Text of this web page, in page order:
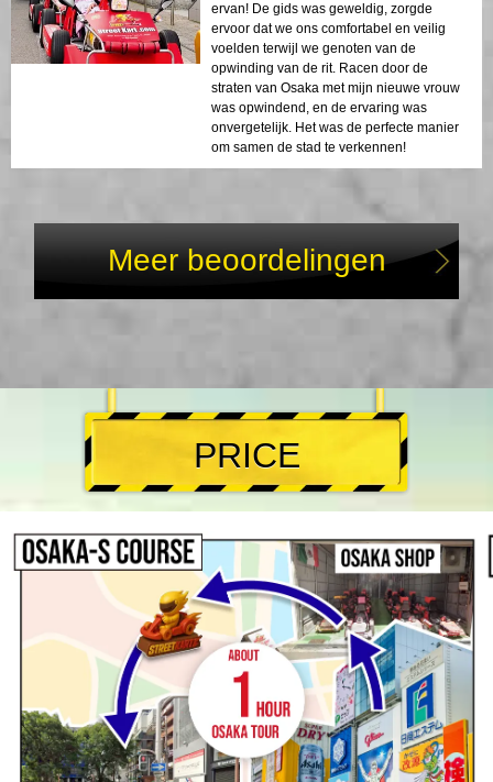
ervan! De gids was geweldig, zorgde
ervoor dat we ons comfortabel en veilig
voelden terwijl we genoten van de
opwinding van de rit. Racen door de
straten van Osaka met mijn nieuwe vrouw
was opwindend, en de ervaring was
onvergetelijk. Het was de perfecte manier
om samen de stad te verkennen!
Meer beoordelingen
PRICE